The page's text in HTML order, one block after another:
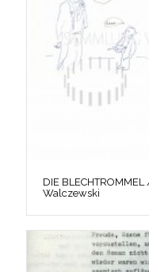
DIE
Walczewski